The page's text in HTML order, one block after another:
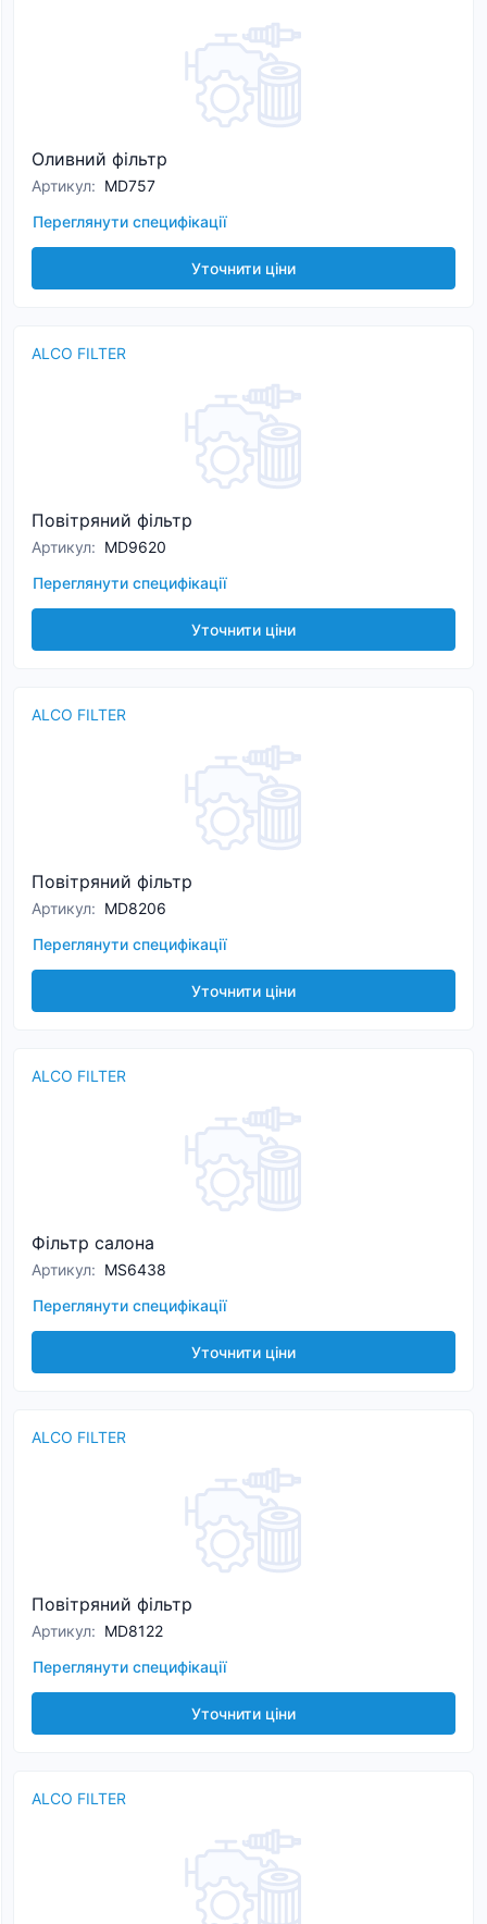
Оливний фільтр
Артикул: MD757
Переглянути специфікації
Уточнити ціни
ALCO FILTER
Повітряний фільтр
Артикул: MD9620
Переглянути специфікації
Уточнити ціни
ALCO FILTER
Повітряний фільтр
Артикул: MD8206
Переглянути специфікації
Уточнити ціни
ALCO FILTER
Фільтр салона
Артикул: MS6438
Переглянути специфікації
Уточнити ціни
ALCO FILTER
Повітряний фільтр
Артикул: MD8122
Переглянути специфікації
Уточнити ціни
ALCO FILTER